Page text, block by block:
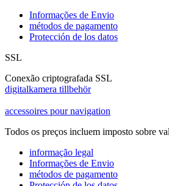
Informações de Envio
métodos de pagamento
Protección de los datos
SSL
Conexão criptografada SSL
digitalkamera tillbehör
accessoires pour navigation
Todos os preços incluem imposto sobre
informação legal
Informações de Envio
métodos de pagamento